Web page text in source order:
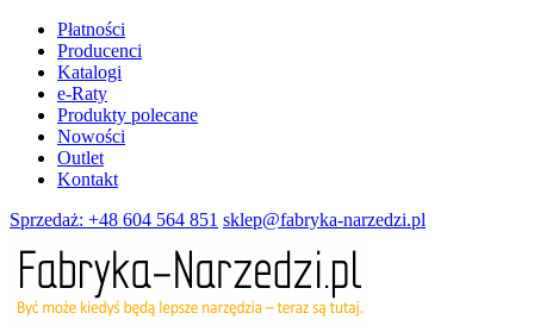
Płatności
Producenci
Katalogi
e-Raty
Produkty polecane
Nowości
Outlet
Kontakt
Sprzedaż: +48 604 564 851 sklep@fabryka-narzedzi.pl